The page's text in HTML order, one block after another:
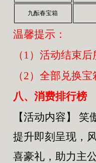
九酝春宝箱
温馨提示：
（1）活动结束
（2）全部兑换
八、消费排行榜
【活动内容】
笑
提升即刻呈现，
喜豪礼，助力主